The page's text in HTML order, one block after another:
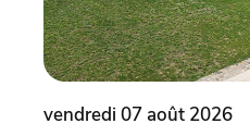
vendredi 07 août 2026